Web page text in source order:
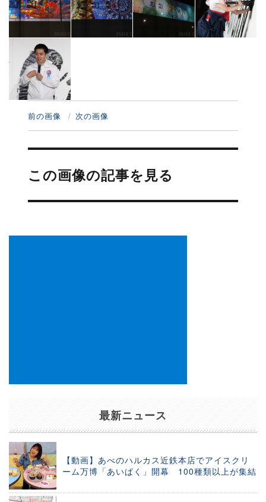
前の画像 次の画像
投
ナ
ビ
ー
この画像の記事を見る
最新ニュース
【動画】あべのハルカス近鉄本店でアイスクリ
ーム万博「あいぱく」開幕 100種類以上が集結